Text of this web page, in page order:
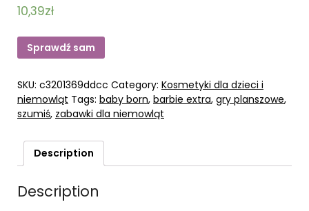
10,39zł
Sprawdź sam
SKU: c3201369ddcc Category: Kosmetyki dla dzieci i
niemowląt Tags: baby born, barbie extra, gry planszowe,
szumiś, zabawki dla niemowląt
Description
Description